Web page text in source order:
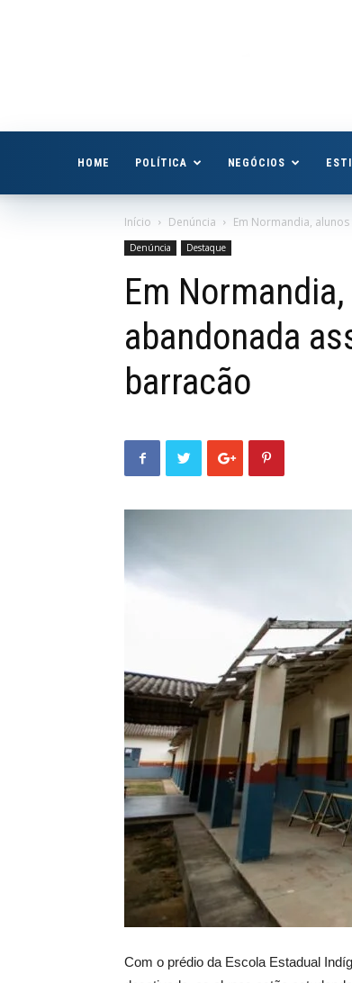
HOME POLÍTICA NEGÓCIOS
Início Denúncia Em Normandia,
Denúncia Destaque
Em
abandonada
barracão
Com o prédio da Escola Estadual